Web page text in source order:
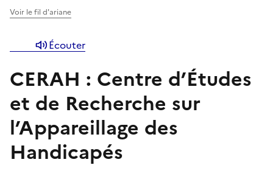
Voir le fil d'ariane
Écouter
CERAH : Centre d’Études
et de Recherche sur
l’Appareillage des
Handicapés